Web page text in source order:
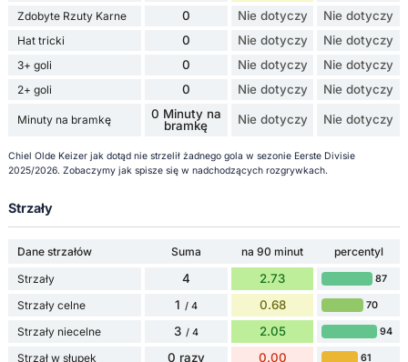
Zdobyte Rzuty Karne 0 Nie dotyczy Nie dotyczy
Hat tricki 0 Nie dotyczy Nie dotyczy
3+ goli 0 Nie dotyczy Nie dotyczy
2+ goli 0 Nie dotyczy Nie dotyczy
Minuty na bramkę
0 Minuty na
bramkę
Nie dotyczy Nie dotyczy
Chiel Olde Keizer jak dotąd nie strzelił żadnego gola w sezonie Eerste Divisie
2025/2026. Zobaczymy jak spisze się w nadchodzących rozgrywkach.
Strzały
Dane strzałów Suma na 90 minut
percentyl
Strzały
4 2.73 87
Strzały celne 1 / 4 0.68 70
Strzały niecelne 3 / 4 2.05 94
Strzał w słupek 0 razy 0.00 61